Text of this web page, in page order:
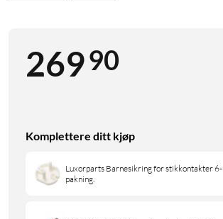
26990
Komplettere ditt kjøp
Luxorparts Barnesikring for stikkontakter 6-
pakning.